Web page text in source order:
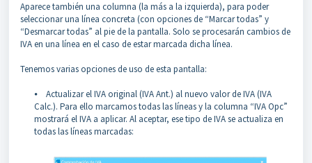
Aparece también una columna (la más a la izquierda), para poder
seleccionar una línea concreta (con opciones de “Marcar todas” y
“Desmarcar todas” al pie de la pantalla. Solo se procesarán cambios de
IVA en una línea en el caso de estar marcada dicha línea.
Tenemos varias opciones de uso de esta pantalla:
⦁ Actualizar el IVA original (IVA Ant.) al nuevo valor de IVA (IVA
Calc.). Para ello marcamos todas las líneas y la columna “IVA Opc”
mostrará el IVA a aplicar. Al aceptar, ese tipo de IVA se actualiza en
todas las líneas marcadas: